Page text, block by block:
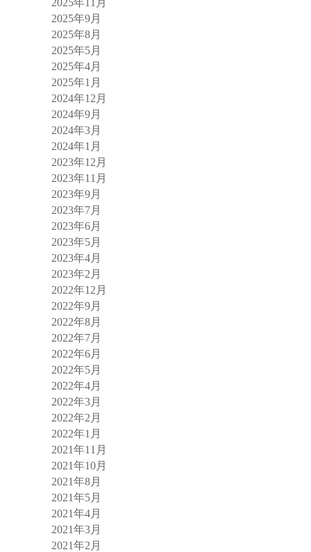
2025年9月
2025年8月
2025年5月
2025年4月
2025年1月
2024年12月
2024年9月
2024年3月
2024年1月
2023年12月
2023年11月
2023年9月
2023年7月
2023年6月
2023年5月
2023年4月
2023年2月
2022年12月
2022年9月
2022年8月
2022年7月
2022年6月
2022年5月
2022年4月
2022年3月
2022年2月
2022年1月
2021年11月
2021年10月
2021年8月
2021年5月
2021年4月
2021年3月
2021年2月